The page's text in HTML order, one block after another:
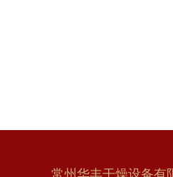
常州华丰干燥设备有